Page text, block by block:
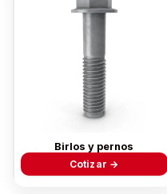
Birlos y pernos
Cotizar →